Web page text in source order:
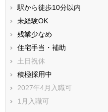
入間郡三芳町
入間郡越生町
比企郡嵐山町
比企郡川島町
比企郡鳩山町
秩父郡横瀬町
秩父郡長瀞町
秩父郡東秩父村
駅から徒歩10分以内
未経験OK
残業少なめ
住宅手当・補助
土日祝休
積極採用中
2027年4月入職可
1月入職可